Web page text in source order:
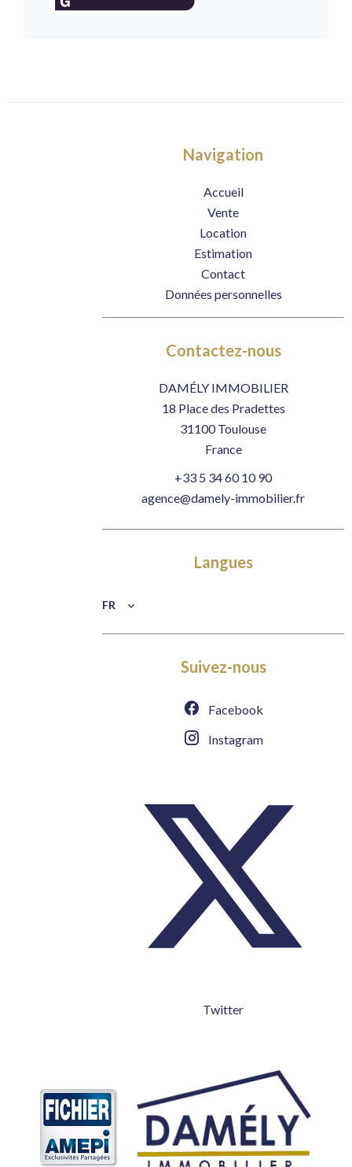
Navigation
Accueil
Vente
Location
Estimation
Contact
Données personnelles
Contactez-nous
DAMÉLY IMMOBILIER
18 Place des Pradettes
31100Toulouse
France
+33 5 34 60 10 90
agence@damely-immobilier.fr
Langues
FR
Suivez-nous
Facebook
Instagram
Twitter